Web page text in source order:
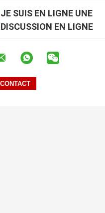
JE SUIS EN LIGNE UNE
DISCUSSION EN LIGNE